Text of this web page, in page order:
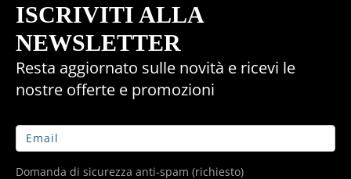
ISCRIVITI ALLA
NEWSLETTER
Resta aggiornato sulle novità e ricevi le
nostre offerte e promozioni
Domanda di sicurezza anti-spam (richiesto)